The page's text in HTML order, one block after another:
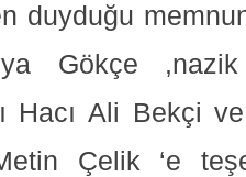
duyduğu
Gökçe ,nazik
Hacı Ali Bekçi
Çelik ‘e